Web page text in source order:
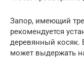
Запор, имеющий
рекомендуется
деревянный косяк.
может выдержать